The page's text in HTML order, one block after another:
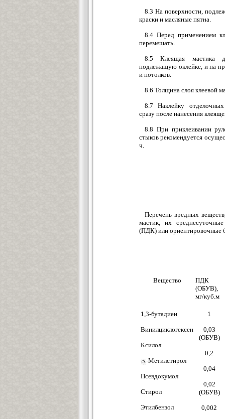
8.3 На поверхности,
краски и масляные пятна.
8.4 Перед применением
перемешать.
8.5 Клеящая мастика
подлежащую оклейке, и на
и потолков.
8.6 Толщина слоя клеевой
8.7 Наклейку
сразу после нанесения
8.8 При приклеивании
стыков рекомендуется
ч.
Перечень вредных
мастик, их
(ПДК) или ориентировочные
Вещество
ПДК
(ОБУВ),
мг/куб.м
1,3-бутадиен
Винилциклогексен
Ксилол
-Метилстирол
Псевдокумол
Стирол
Этилбензол
1
0,03
(ОБУВ)
0,2
0,04
0,02
(ОБУВ)
0,002